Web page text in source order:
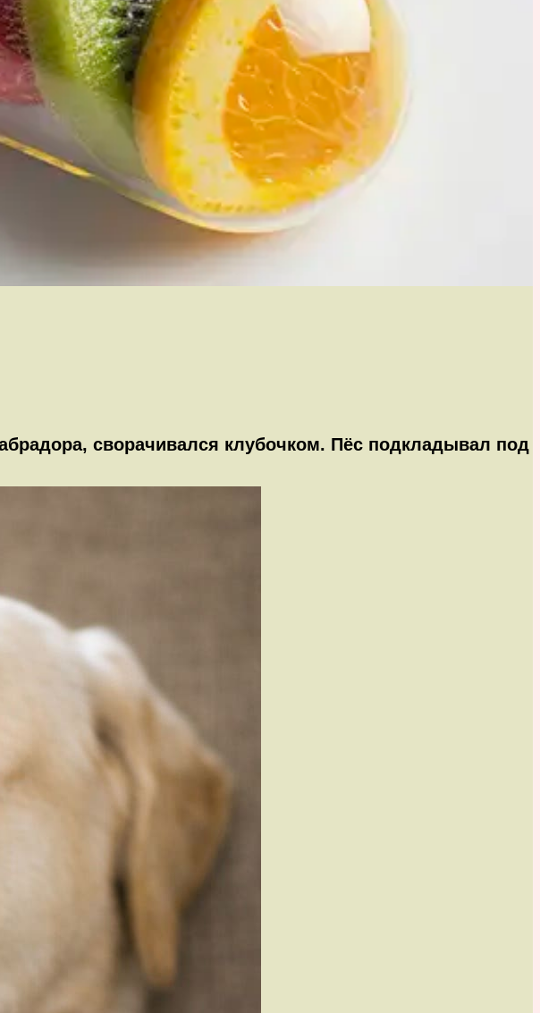
сворачивался клубочком. Пёс подкладывал под